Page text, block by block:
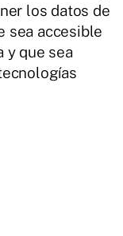
los datos de
sea accesible
y que sea